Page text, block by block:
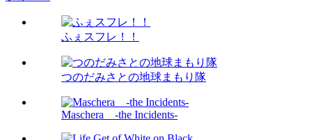
ふぇスフレ！！
つのだみさとの地球まもり隊
Maschera -the Incidents-